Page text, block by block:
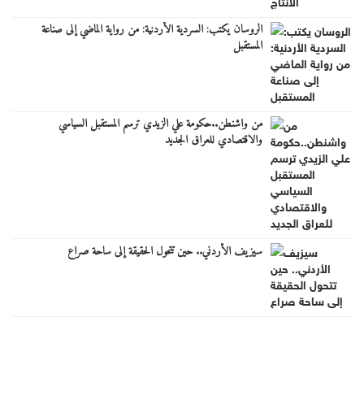
الروسان يكتب: السردية الأردنية: من رواية الماضي إلى صناعة
المستقبل
من واشنطن..حكومة علي الزيدي ترسم المستقبل السياسي
والاقتصادي للعراق الجديد
سيزيف الأردني.. حين تتحول الحقيقة إلى ساحة صراع